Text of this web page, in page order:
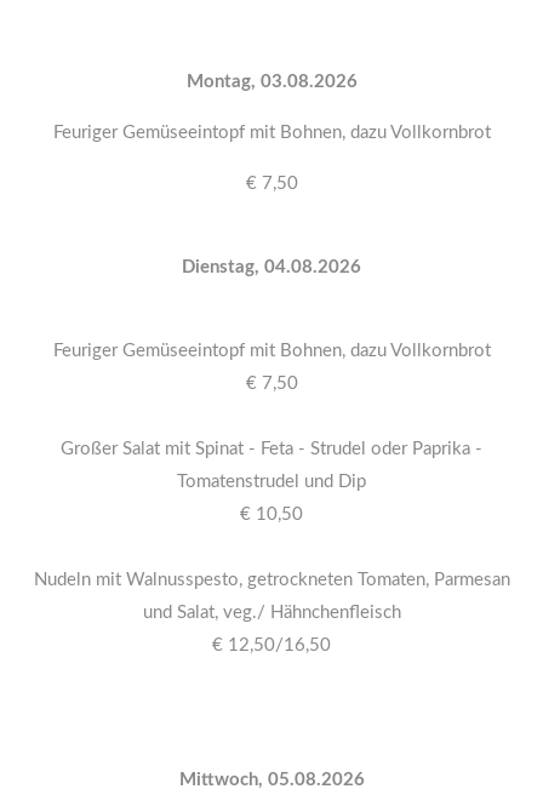
Montag, 03.08.2026
Feuriger Gemüseeintopf mit Bohnen, dazu Vollkornbrot
€ 7,50
Dienstag, 04.08.2026
Feuriger Gemüseeintopf mit Bohnen, dazu Vollkornbrot
€ 7,50
Großer Salat mit Spinat - Feta - Strudel oder Paprika -
Tomatenstrudel und Dip
€ 10,50
Nudeln mit Walnusspesto, getrockneten Tomaten, Parmesan
und Salat, veg./ Hähnchenfleisch
€ 12,50/16,50
Mittwoch, 05.08.2026